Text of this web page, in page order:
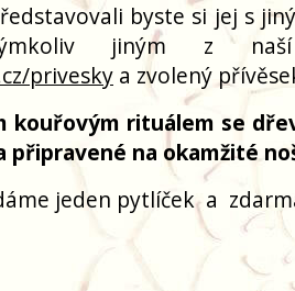
byste si jej s
jiným z
privesky a zvolený
kouřovým rituálem se
připravené na okamžité
jeden pytlíčeka